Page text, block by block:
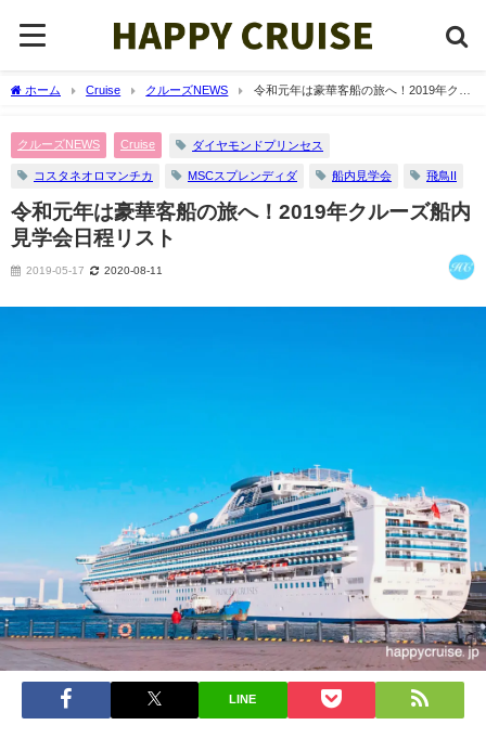
ホーム Cruise クルーズNEWS
令和元年は豪華客船の旅へ！2019年クル
クルーズNEWS Cruise ダイヤモンドプリンセス
コスタネオロマンチカ MSCスプレンディダ 船内見学会 飛鳥II
令和元年は豪華客船の旅へ！2019年クルーズ船内
見学会日程リスト
2019-05-17 2020-08-11
LINE